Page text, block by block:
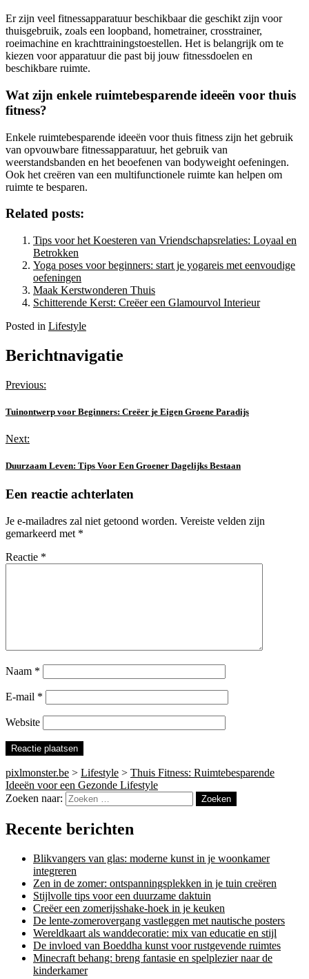
Er zijn veel fitnessapparatuur beschikbaar die geschikt zijn voor
thuisgebruik, zoals een loopband, hometrainer, crosstrainer,
roeimachine en krachttrainingstoestellen. Het is belangrijk om te
kiezen voor apparatuur die past bij jouw fitnessdoelen en
beschikbare ruimte.
Wat zijn enkele ruimtebesparende ideeën voor thuis
fitness?
Enkele ruimtebesparende ideeën voor thuis fitness zijn het gebruik
van opvouwbare fitnessapparatuur, het gebruik van
weerstandsbanden en het beoefenen van bodyweight oefeningen.
Ook het creëren van een multifunctionele ruimte kan helpen om
ruimte te besparen.
Related posts:
Tips voor het Koesteren van Vriendschapsrelaties: Loyaal en
Betrokken
Yoga poses voor beginners: start je yogareis met eenvoudige
oefeningen
Maak Kerstwonderen Thuis
Schitterende Kerst: Creëer een Glamourvol Interieur
Posted in Lifestyle
Berichtnavigatie
Previous:
Tuinontwerp voor Beginners: Creëer je Eigen Groene Paradijs
Next:
Duurzaam Leven: Tips Voor Een Groener Dagelijks Bestaan
Een reactie achterlaten
Je e-mailadres zal niet getoond worden. Vereiste velden zijn
gemarkeerd met *
Reactie *
Naam *
E-mail *
Website
pixlmonster.be > Lifestyle > Thuis Fitness: Ruimtebesparende
Ideeën voor een Gezonde Lifestyle
Zoeken naar:
Recente berichten
Blikvangers van glas: moderne kunst in je woonkamer
integreren
Zen in de zomer: ontspanningsplekken in je tuin creëren
Stijlvolle tips voor een duurzame daktuin
Creëer een zomerijsshake-hoek in je keuken
De lente-zomerovergang vastleggen met nautische posters
Wereldkaart als wanddecoratie: mix van educatie en stijl
De invloed van Boeddha kunst voor rustgevende ruimtes
Minecraft behang: breng fantasie en spelplezier naar de
kinderkamer